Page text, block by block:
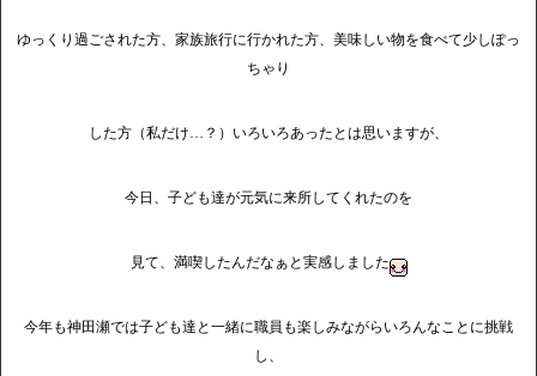
ゆっくり過ごされた方、家族旅行に行かれた方、美味しい物を食べて少しぽっ
ちゃり
した方（私だけ…？）いろいろあったとは思いますが、
今日、子ども達が元気に来所してくれたのを
見て、満喫したんだなぁと実感しました
今年も神田瀬では子ども達と一緒に職員も楽しみながらいろんなことに挑戦
し、